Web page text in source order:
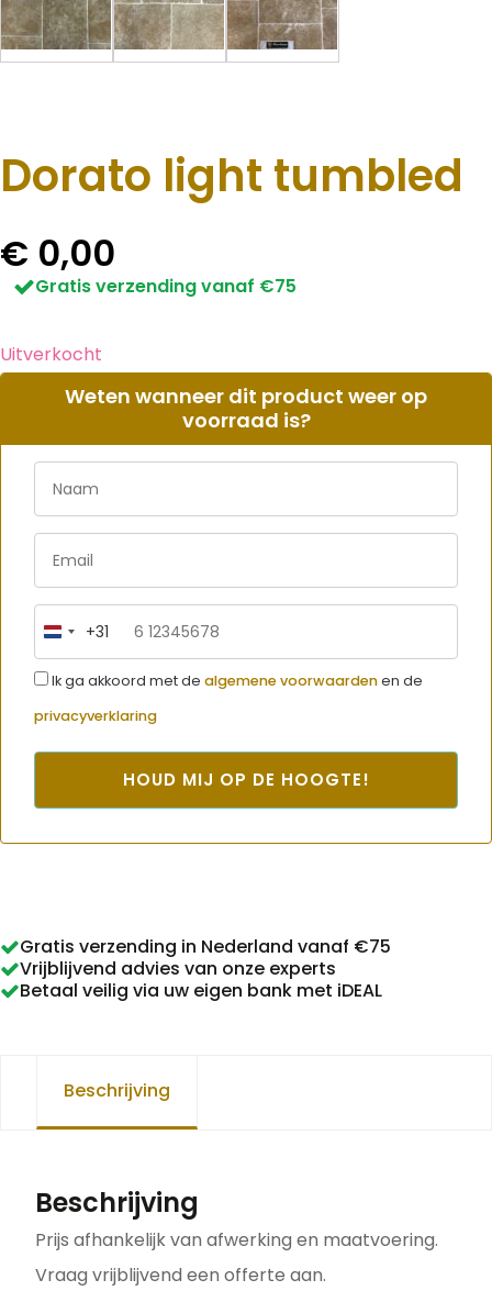
Dorato light tumbled
€ 0,00
Gratis verzending vanaf €75
Uitverkocht
Weten wanneer dit product weer op
voorraad is?
Netherlands
+31
+31
Ik ga akkoord met de algemene voorwaardenen de
privacyverklaring
HOUD MIJ OP DE HOOGTE!
Gratis verzending in Nederland vanaf €75
Vrijblijvend advies van onze experts
Betaal veilig via uw eigen bank met iDEAL
Beschrijving
Beschrijving
Prijs afhankelijk van afwerking en maatvoering.
Vraag vrijblijvend een offerte aan.